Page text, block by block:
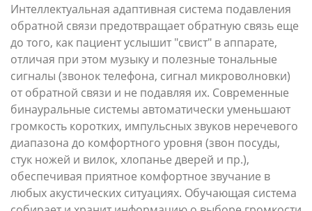
Интеллектуальная адаптивная система подавления
обратной связи предотвращает обратную связь еще
до того, как пациент услышит "свист" в аппарате,
отличая при этом музыку и полезные тональные
сигналы (звонок телефона, сигнал микроволновки)
от обратной связи и не подавляя их. Современные
бинауральные системы автоматически уменьшают
громкость коротких, импульсных звуков неречевого
диапазона до комфортного уровня (звон посуды,
стук ножей и вилок, хлопанье дверей и пр.),
обеспечивая приятное комфортное звучание в
любых акустических ситуациях. Обучающая система